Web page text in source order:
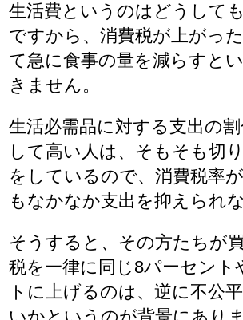
生活費というのはどうして
ですから、消費税が上がっ
て急に食事の量を減らすと
きません。
生活必需品に対する支出の
して高い人は、そもそも切
をしているので、消費税率
もなかなか支出を抑えられ
そうすると、その方たちが
税を一律に同じ8パーセント
トに上げるのは、逆に不公